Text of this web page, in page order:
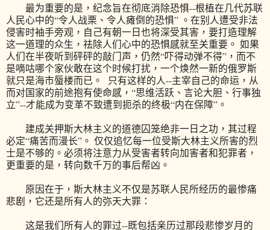
最为重要的是，纪念旨在彻底消除恐惧--根植在几代苏联
人民心中的“令人战栗、令人瘫倒的恐惧” 。在别人遭受非法
侵害时袖手旁观，自己有朝一日也将深受其害，要打造理解
这一道理的众生，祛除人们心中的恐惧感就至关重要。 如果
人们在半夜听到砰砰的敲门声，仍然“吓得动弹不得”，而不
是嘀咕哪个家伙敢在这个时候打扰，一个焕然一新的俄罗斯
就只是海市蜃楼而已。 只有这样的人--主宰自己的命运，从
而对国家的前途抱有使命感，“思维活跃、言论大胆、行事独
立”--才能成为变革不致遭到扼杀的终极“内在保障”。
建成关押斯大林主义的道德囚笼绝非一日之功，其过程
必定“痛苦而漫长”。 仅仅追忆每一位受斯大林主义所害的烈
士是不够的。必须将注意力从受害者转向加害者和犯罪者，
更重要的是，转向数千万的事后帮凶。
原因在于，斯大林主义不仅是苏联人民所经历的最惨痛
悲剧，它还是所有人的弥天大罪：
这是我们所有人的罪过--既包括亲历过那段悲惨岁月的